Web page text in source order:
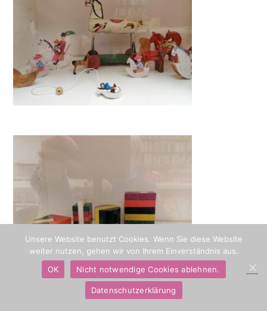
Unsere Website benutzt Cookies. Wenn Sie diese Website
weiter nutzen, gehen wir von Ihrem Einverständnis aus.
OK
Nicht notwendige Cookies ablehnen.
Datenschutzerklärung